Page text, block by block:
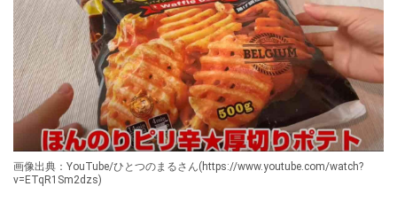
画像出典：YouTube/ひとつのまるさん(https://www.youtube.com/watch?
v=ETqR1Sm2dzs)